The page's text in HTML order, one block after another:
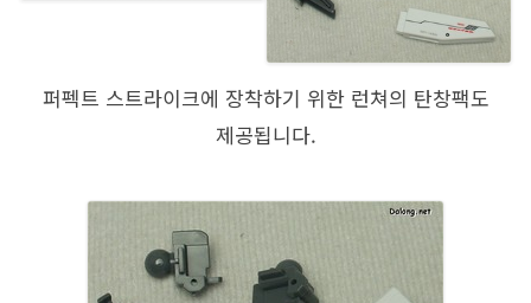
퍼펙트 스트라이크에 장착하기 위한 런쳐의 탄창팩도
제공됩니다.